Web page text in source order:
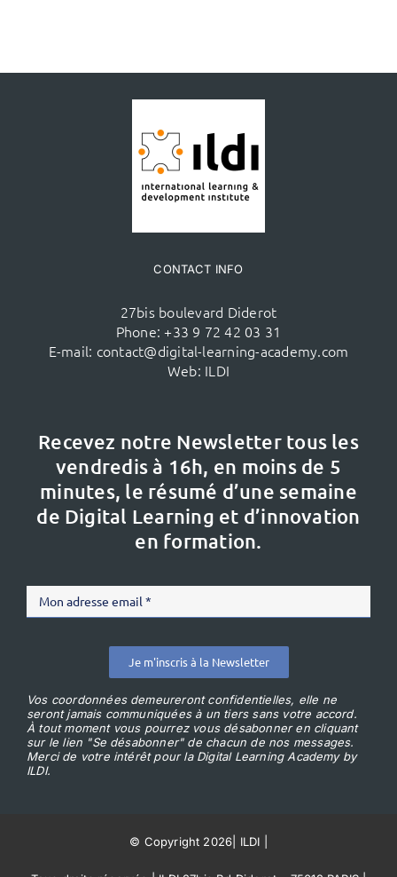
CONTACT INFO
27bis boulevard Diderot
Phone: +33 9 72 42 03 31
E-mail: contact@digital-learning-academy.com
Web: ILDI
Recevez notre Newsletter tous les
vendredis à 16h, en moins de 5
minutes, le résumé d’une semaine
de Digital Learning et d’innovation
en formation.
Je m'inscris à la Newsletter
Vos coordonnées demeureront confidentielles, elle ne
seront jamais communiquées à un tiers sans votre accord.
À tout moment vous pourrez vous désabonner en cliquant
sur le lien "Se désabonner" de chacun de nos messages.
Merci de votre intérêt pour la Digital Learning Academy by
ILDI.
© Copyright 2026 ILDI